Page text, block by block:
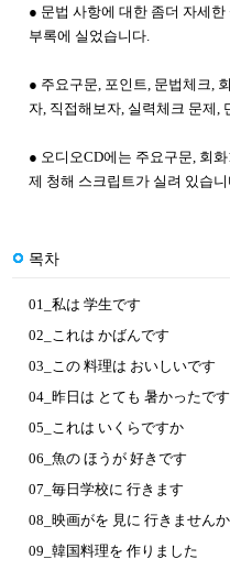
● 문법 사항에 대한 좀더 자세
부록에 실었습니다.
● 주요구문, 포인트, 문법체크,
자, 직접해보자, 실력체크 문제,
● 오디오CD에는 주요구문, 회
제 청해 스크립트가 실려 있습
목차
01_私は 学生です
02_これは かばんです
03_この 料理は おいしいです
04_昨日は とても 暑かったです
05_これは いくらですか
06_魚の ほうが 好きです
07_毎日学校に 行きます
08_映画がを 見に 行きませんか
09_韓国料理を 作りました